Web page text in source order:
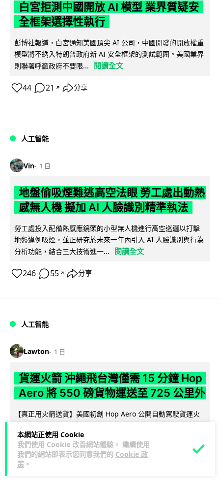
本網站正使用 Cookie
我們使用 Cookie 改善網站體驗。 繼續使用
我們的網站即表示您同意我們的 Cookie 政
策 。
白宮拒測中國開放 AI 模型 業界質疑安
全框架選擇性執行
彭博社報道，白宮通知美國頂尖 AI 公司，中國開發的開放權重
模型將不納入特朗普政府新 AI 安全框架的測試範圍。美國業界
則聯署呼籲政府不要限...
閱讀全文
44 21 ↗ 分享
人工智能
Vin 1 日
地盤偷吸煙難逃高空法眼 勞工處出動熱
感無人機 擬加 AI 人臉識別精準執法
勞工處投入配備熱感應鏡頭的小型無人機進行高空巡邏以打擊
地盤違例吸煙，並正研究於未來一年內引入 AI 人臉識別與行為
分析功能，結合三大技術進一...
閱讀全文
246 55 ↗ 分享
人工智能
Lawton 1 日
貨運火箭 沖繩飛台灣僅需 15 分鐘 Hop
Aero 將 550 磅貨物運送至 725 公里外
【真正用火箭送貨】美國初創 Hop Aero 公開自動駕駛貨運火
以沖繩... 閱讀全文
52 6↗ 分享